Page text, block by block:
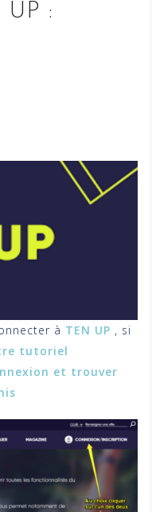
:
à TEN UP , si
tutoriel
et trouver